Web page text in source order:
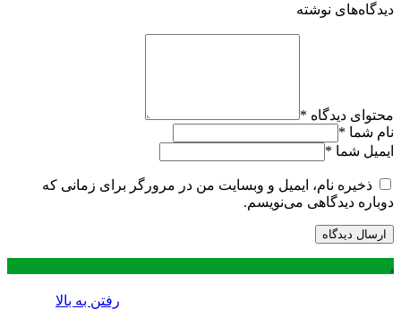
دیدگاه‌های نوشته
محتوای دیدگاه *
نام شما *
ایمیل شما *
ذخیره نام، ایمیل و وبسایت من در مرورگر برای زمانی که
دوباره دیدگاهی می‌نویسم.
.
رفتن به بالا